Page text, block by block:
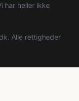
har heller ikke
Alle rettigheder